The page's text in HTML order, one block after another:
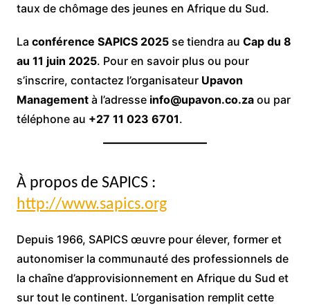
taux de chômage des jeunes en Afrique du Sud.
La conférence SAPICS 2025se tiendra au Cap du 8
au 11 juin 2025. Pour en savoir plus ou pour
s’inscrire, contactez l’organisateur Upavon
Managementà l’adresse info@upavon.co.zaou par
téléphone au +27 11 023 6701.
À propos de SAPICS :
http://www.sapics.org
Depuis 1966, SAPICS œuvre pour élever, former et
autonomiser la communauté des professionnels de
la chaîne d’approvisionnement en Afrique du Sud et
sur tout le continent. L’organisation remplit cette